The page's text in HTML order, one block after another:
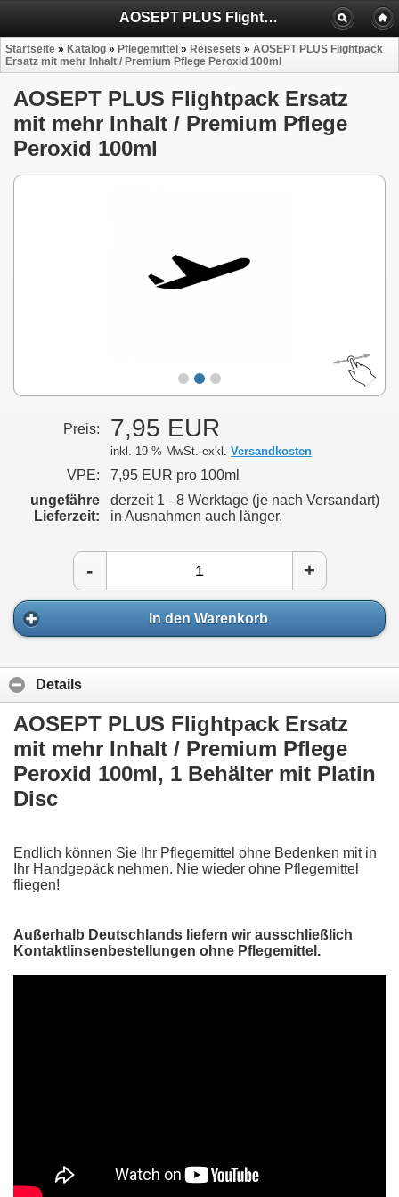
AOSEPT PLUS Flightpack Ersatz mit mehr Inhalt / Premium Pflege Peroxid 100ml
Startseite » Katalog » Pflegemittel » Reisesets » AOSEPT PLUS Flightpack
Ersatz mit mehr Inhalt / Premium Pflege Peroxid 100ml
AOSEPT PLUS Flightpack Ersatz
mit mehr Inhalt / Premium Pflege
Peroxid 100ml
Preis: 7,95 EUR
inkl. 19 % MwSt. exkl. Versandkosten
VPE:
7,95 EUR pro 100ml
ungefähre
Lieferzeit:
derzeit 1 - 8 Werktage (je nach Versandart)
in Ausnahmen auch länger.
- +
In den Warenkorb
Details
AOSEPT PLUS Flightpack Ersatz
mit mehr Inhalt / Premium Pflege
Peroxid 100ml, 1 Behälter mit Platin
Disc
Endlich können Sie Ihr Pflegemittel ohne Bedenken mit in
Ihr Handgepäck nehmen. Nie wieder ohne Pflegemittel
fliegen!
Außerhalb Deutschlands liefern wir ausschließlich
Kontaktlinsenbestellungen ohne Pflegemittel.